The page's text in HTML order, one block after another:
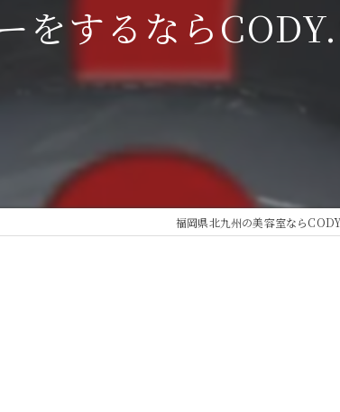
トリートメント
をするなら
福岡県北九州の美容室なら